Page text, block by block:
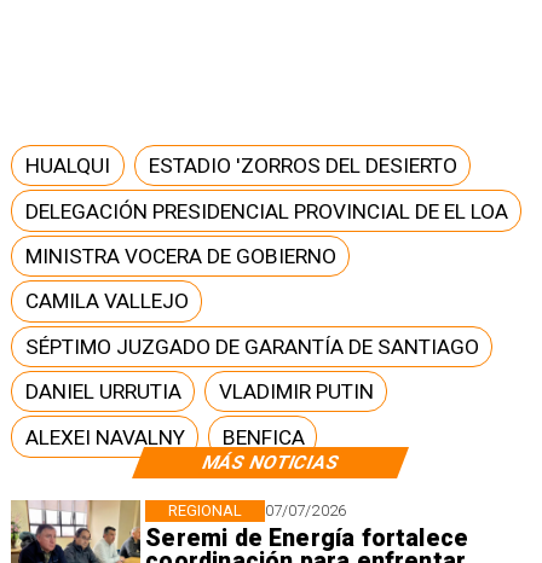
MÁS NOTICIAS
07/07/2026
Seremi de Energía fortalece
REGIONAL
HUALQUI
ESTADIO 'ZORROS DEL DESIERTO
DELEGACIÓN PRESIDENCIAL PROVINCIAL DE EL LOA
MINISTRA VOCERA DE GOBIERNO
CAMILA VALLEJO
SÉPTIMO JUZGADO DE GARANTÍA DE SANTIAGO
DANIEL URRUTIA
VLADIMIR PUTIN
ALEXEI NAVALNY
BENFICA